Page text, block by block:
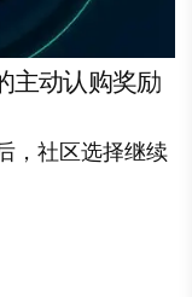
主动认购奖励
，社区选择继续